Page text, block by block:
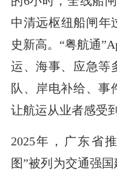
中清远枢纽船闸年
史新高。“粤航通
运、海事、应急等
队、岸电补给、事
让航运从业者感受
2025年，广东省
图”被列为交通强